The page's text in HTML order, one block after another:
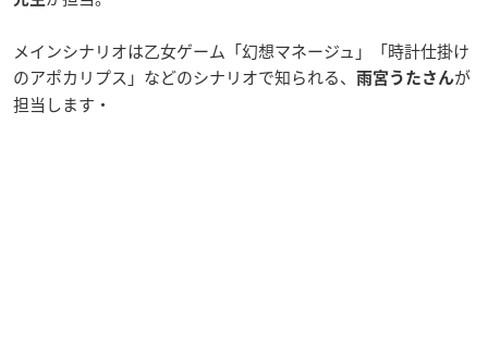
メインシナリオは乙女ゲーム「幻想マネージュ」「時計仕掛け
のアポカリプス」などのシナリオで知られる、
雨宮うたさんが
担当します・